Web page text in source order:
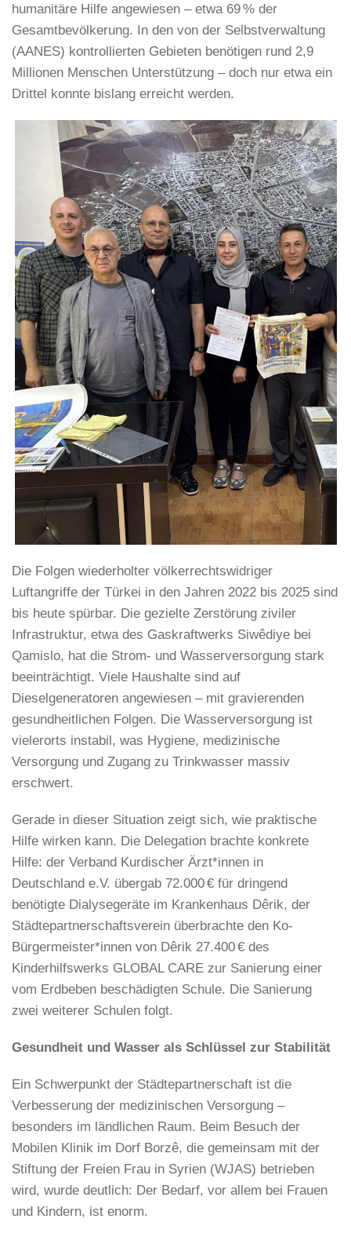
humanitäre Hilfe angewiesen – etwa 69 % der
Gesamtbevölkerung. In den von der Selbstverwaltung
(AANES) kontrollierten Gebieten benötigen rund 2,9
Millionen Menschen Unterstützung – doch nur etwa ein
Drittel konnte bislang erreicht werden.
Die Folgen wiederholter völkerrechtswidriger
Luftangriffe der Türkei in den Jahren 2022 bis 2025 sind
bis heute spürbar. Die gezielte Zerstörung ziviler
Infrastruktur, etwa des Gaskraftwerks Siwêdiye bei
Qamislo, hat die Strom- und Wasserversorgung stark
beeinträchtigt. Viele Haushalte sind auf
Dieselgeneratoren angewiesen – mit gravierenden
gesundheitlichen Folgen. Die Wasserversorgung ist
vielerorts instabil, was Hygiene, medizinische
Versorgung und Zugang zu Trinkwasser massiv
erschwert.
Gerade in dieser Situation zeigt sich, wie praktische
Hilfe wirken kann. Die Delegation brachte konkrete
Hilfe: der Verband Kurdischer Ärzt*innen in
Deutschland e.V. übergab 72.000 € für dringend
benötigte Dialysegeräte im Krankenhaus Dêrik, der
Städtepartnerschaftsverein überbrachte den Ko-
Bürgermeister*innen von Dêrik 27.400 € des
Kinderhilfswerks GLOBAL CARE zur Sanierung einer
vom Erdbeben beschädigten Schule. Die Sanierung
zwei weiterer Schulen folgt.
Gesundheit und Wasser als Schlüssel zur Stabilität
Ein Schwerpunkt der Städtepartnerschaft ist die
Verbesserung der medizinischen Versorgung –
besonders im ländlichen Raum. Beim Besuch der
Mobilen Klinik im Dorf Borzê, die gemeinsam mit der
Stiftung der Freien Frau in Syrien (WJAS) betrieben
wird, wurde deutlich: Der Bedarf, vor allem bei Frauen
und Kindern, ist enorm.